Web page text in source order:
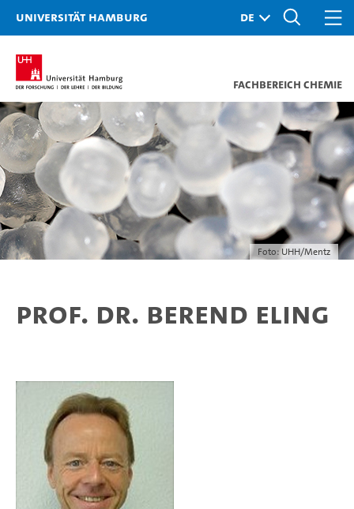
Universität Hamburg
Fachbereich Chemie
Foto: UHH/Mentz
Prof. Dr. Berend Eling